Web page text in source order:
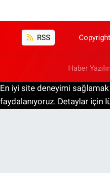
RSS
Haber
En iyi site deneyimi
faydalanıyoruz. Detaylar için